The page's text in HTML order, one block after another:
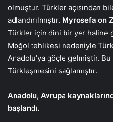
olmuştur. Türkler açısından
adlandırılmıştır. Myrosefalon
Türkler için dini bir yer haline
Moğol tehlikesi nedeniyle
Anadolu’ya göçle gelmiştir.
Türkleşmesini sağlamıştır.
Anadolu, Avrupa
başlandı.